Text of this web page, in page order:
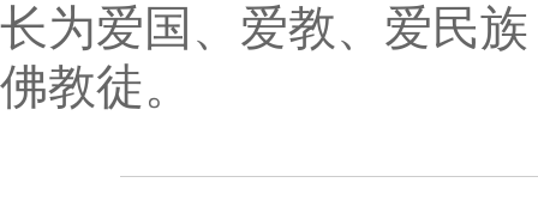
长为爱国、爱教、爱民
佛教徒。